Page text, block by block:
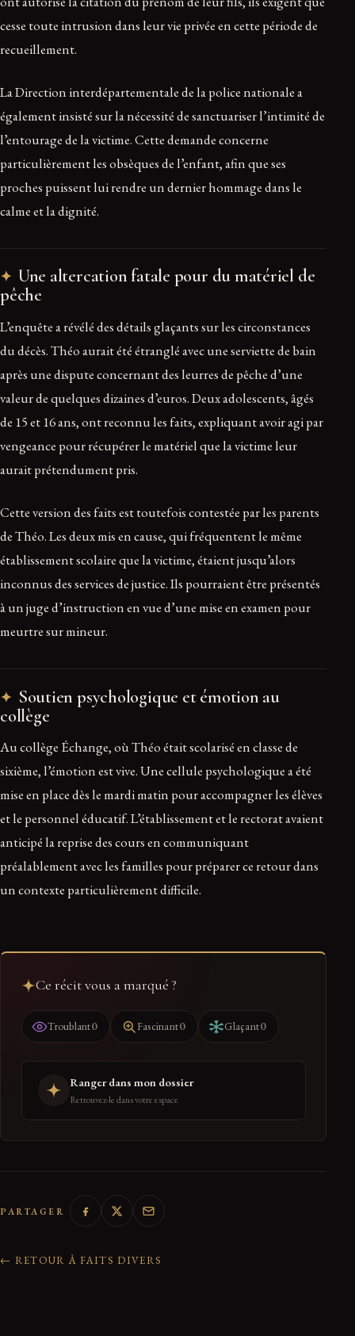
cesse toute intrusion dans leur vie privée en cette période de
recueillement.
La Direction interdépartementale de la police nationale a
également insisté sur la nécessité de sanctuariser l’intimité de
l’entourage de la victime. Cette demande concerne
particulièrement les obsèques de l’enfant, afin que ses
proches puissent lui rendre un dernier hommage dans le
calme et la dignité.
Une altercation fatale pour du matériel de
pêche
L’enquête a révélé des détails glaçants sur les circonstances
du décès. Théo aurait été étranglé avec une serviette de bain
après une dispute concernant des leurres de pêche d’une
valeur de quelques dizaines d’euros. Deux adolescents, âgés
de 15 et 16 ans, ont reconnu les faits, expliquant avoir agi par
vengeance pour récupérer le matériel que la victime leur
aurait prétendument pris.
Cette version des faits est toutefois contestée par les parents
de Théo. Les deux mis en cause, qui fréquentent le même
établissement scolaire que la victime, étaient jusqu’alors
inconnus des services de justice. Ils pourraient être présentés
à un juge d’instruction en vue d’une mise en examen pour
meurtre sur mineur.
Soutien psychologique et émotion au
collège
Au collège Échange, où Théo était scolarisé en classe de
sixième, l’émotion est vive. Une cellule psychologique a été
mise en place dès le mardi matin pour accompagner les élèves
et le personnel éducatif. L’établissement et le rectorat avaient
anticipé la reprise des cours en communiquant
préalablement avec les familles pour préparer ce retour dans
un contexte particulièrement difficile.
Ce récit vous a marqué ?
Troublant0 Fascinant0 Glaçant0
Ranger dans mon dossier
Retrouvez-le dans votre espace
PARTAGER
← RETOUR À FAITS DIVERS